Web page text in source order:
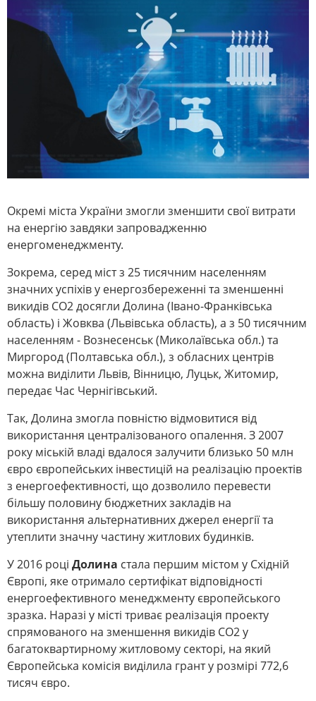
Окремі міста України змогли зменшити свої витрати
на енергію завдяки запровадженню
енергоменеджменту.
Зокрема, серед міст з 25 тисячним населенням
значних успіхів у енергозбереженні та зменшенні
викидів СО2 досягли Долина (Івано-Франківська
область) і Жовква (Львівська область), а з 50 тисячним
населенням - Вознесенськ (Миколаївська обл.) та
Миргород (Полтавська обл.), з обласних центрів
можна виділити Львів, Вінницю, Луцьк, Житомир,
передає Час Чернігівський.
Так, Долина змогла повністю відмовитися від
використання централізованого опалення. З 2007
року міській владі вдалося залучити близько 50 млн
євро європейських інвестицій на реалізацію проектів
з енергоефективності, що дозволило перевести
більшу половину бюджетних закладів на
використання альтернативних джерел енергії та
утеплити значну частину житлових будинків.
У 2016 році Долина стала першим містом у Східній
Європі, яке отримало сертифікат відповідності
енергоефективного менеджменту європейського
зразка. Наразі у місті триває реалізація проекту
спрямованого на зменшення викидів СО2 у
багатоквартирному житловому секторі, на який
Європейська комісія виділила грант у розмірі 772,6
тисяч євро.